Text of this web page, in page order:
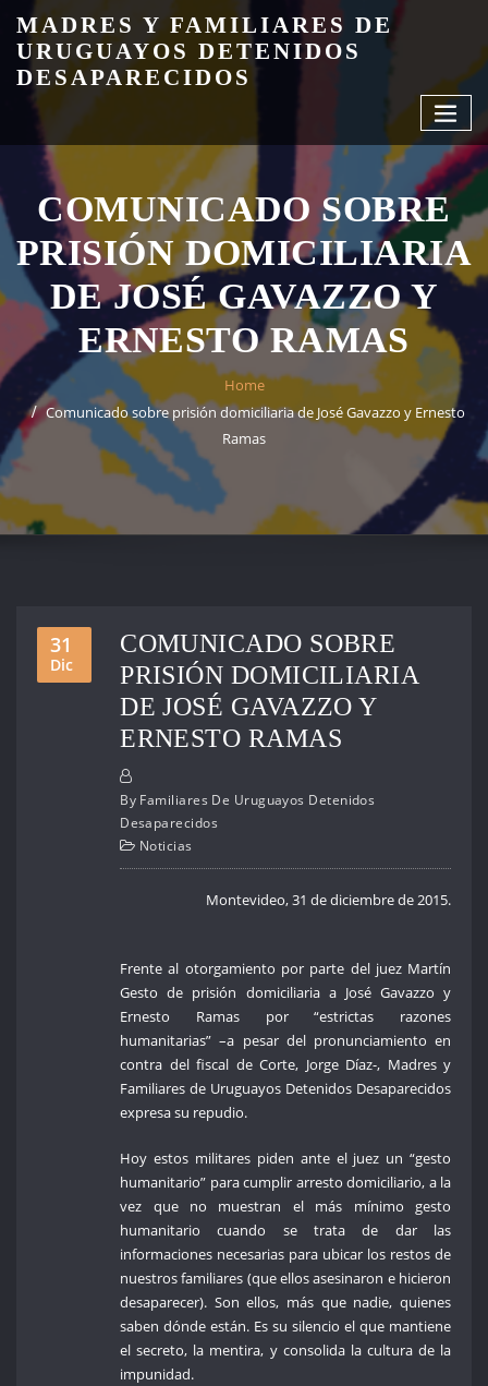
content
MADRES Y FAMILIARES DE
URUGUAYOS DETENIDOS
DESAPARECIDOS
COMUNICADO SOBRE
PRISIÓN DOMICILIARIA
DE JOSÉ GAVAZZO Y
ERNESTO RAMAS
Home
Comunicado sobre prisión domiciliaria de José Gavazzo y Ernesto
Ramas
31
Dic
COMUNICADO SOBRE
PRISIÓN DOMICILIARIA
DE JOSÉ GAVAZZO Y
ERNESTO RAMAS
By Familiares De Uruguayos Detenidos
Desaparecidos
Noticias
Montevideo, 31 de diciembre de 2015.
Frente al otorgamiento por parte del juez Martín
Gesto de prisión domiciliaria a José Gavazzo y
Ernesto Ramas por “estrictas razones
humanitarias” –a pesar del pronunciamiento en
contra del fiscal de Corte, Jorge Díaz-, Madres y
Familiares de Uruguayos Detenidos Desaparecidos
expresa su repudio.
Hoy estos militares piden ante el juez un “gesto
humanitario” para cumplir arresto domiciliario, a la
vez que no muestran el más mínimo gesto
humanitario cuando se trata de dar las
informaciones necesarias para ubicar los restos de
nuestros familiares (que ellos asesinaron e hicieron
desaparecer). Son ellos, más que nadie, quienes
saben dónde están. Es su silencio el que mantiene
el secreto, la mentira, y consolida la cultura de la
impunidad.